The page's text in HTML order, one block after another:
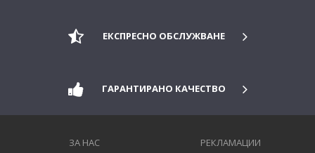
ЕКСПРЕСНО ОБСЛУЖВАНЕ
ГАРАНТИРАНО КАЧЕСТВО
ЗА НАС
РЕКЛАМАЦИИ